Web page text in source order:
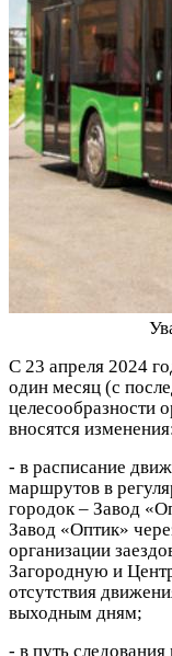
С 23 апреля 2024
один месяц (с
целесообразности
вносятся
- в расписание
маршрутов в
городок – Завод
Завод «Оптик»
организации
Загородную и
отсутствия
выходным дням;
- в путь